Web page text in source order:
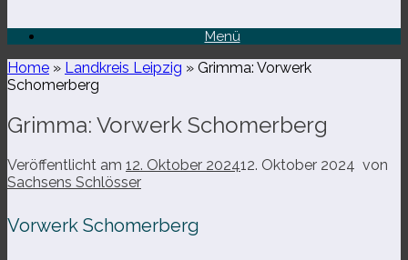
Menü
Home » Landkreis Leipzig » Grimma: Vorwerk
Schomerberg
Grimma: Vorwerk Schomerberg
Veröffentlicht am 12. Oktober 202412. Oktober 2024 von
Sachsens Schlösser
Vorwerk Schomerberg